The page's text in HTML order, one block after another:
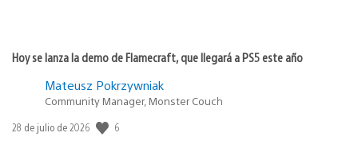
Hoy se lanza la demo de Flamecraft, que llegará a PS5 este año
Mateusz Pokrzywniak
Community Manager, Monster Couch
Fecha
28 de julio de 2026 6